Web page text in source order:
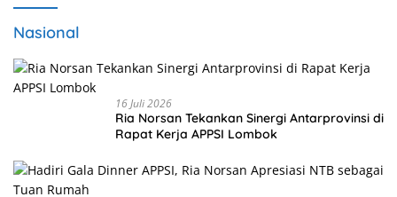
Nasional
16 Juli 2026
Ria Norsan Tekankan Sinergi Antarprovinsi di
Rapat Kerja APPSI Lombok